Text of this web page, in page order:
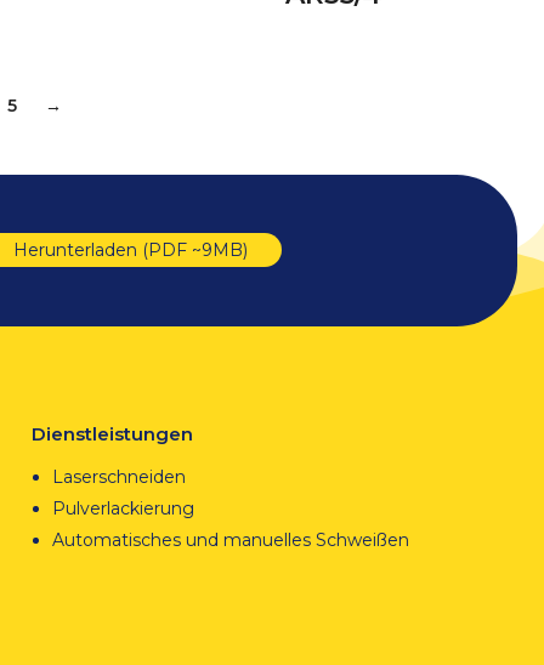
5 →
Herunterladen (PDF ~9MB)
Dienstleistungen
Laserschneiden
Pulverlackierung
Automatisches und manuelles Schweißen